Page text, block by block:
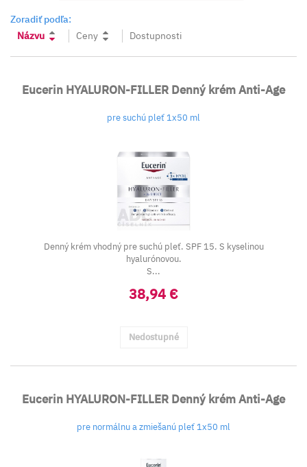
Zoradiť podľa:
Názvu
Ceny Dostupnosti
Eucerin HYALURON-FILLER Denný krém Anti-Age
pre suchú pleť 1x50 ml
Denný krém vhodný pre suchú pleť. SPF 15. S kyselinou
hyalurónovou.
S...
38,94 €
Nedostupné
Eucerin HYALURON-FILLER Denný krém Anti-Age
pre normálnu a zmiešanú pleť 1x50 ml